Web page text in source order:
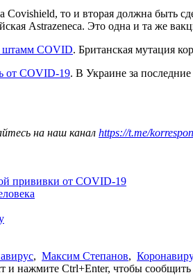
Covishield, то и вторая должна
Astrazeneca. Это одна и та же
штамм COVID. Британская мутация
от COVID-19. В Украине за
на наш канал https://t.me/
прививки от COVID-19
, Максим Степанов,
и нажмите Ctrl+Enter, чтобы сообщить